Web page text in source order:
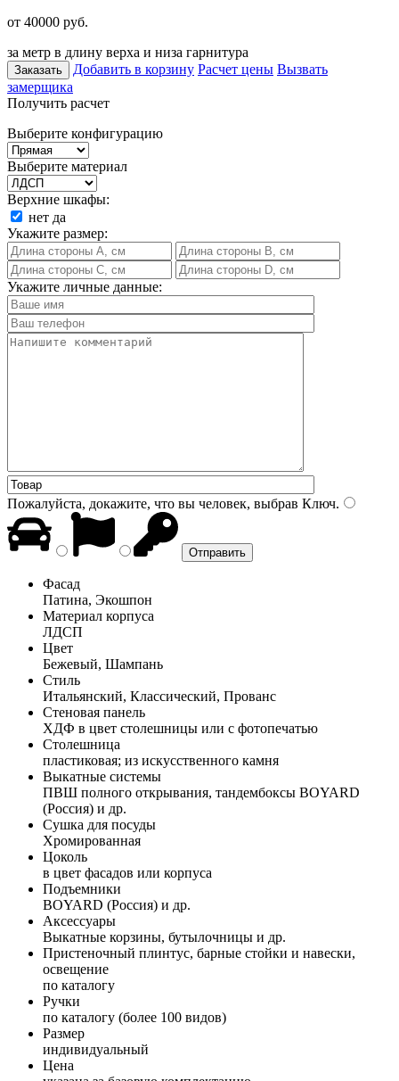
от 40000 руб.
за метр в длину верха и низа гарнитура
Заказать Добавить в корзину Расчет цены Вызвать
замерщика
Получить расчет
Выберите конфигурацию
Выберите материал
Верхние шкафы:
нет да
Укажите размер:
Укажите личные данные:
Пожалуйста, докажите, что вы человек, выбрав Ключ.
Фасад
Патина, Экошпон
Материал корпуса
ЛДСП
Цвет
Бежевый, Шампань
Стиль
Итальянский, Классический, Прованс
Стеновая панель
ХДФ в цвет столешницы или с фотопечатью
Столешница
пластиковая; из искусственного камня
Выкатные системы
ПВШ полного открывания, тандембоксы BOYARD
(Россия) и др.
Сушка для посуды
Хромированная
Цоколь
в цвет фасадов или корпуса
Подъемники
BOYARD (Россия) и др.
Аксессуары
Выкатные корзины, бутылочницы и др.
Пристеночный плинтус, барные стойки и навески,
освещение
по каталогу
Ручки
по каталогу (более 100 видов)
Размер
индивидуальный
Цена